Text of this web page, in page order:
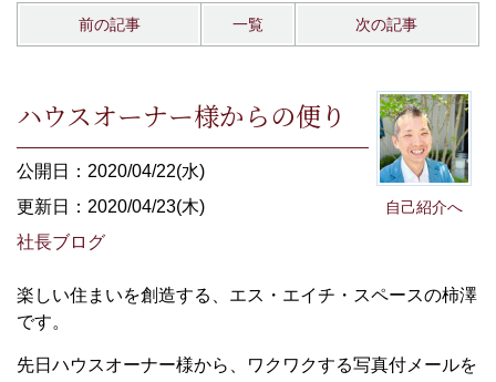
前の記事 一覧 次の記事
自己紹介へ
ハウスオーナー様からの便り
公開日：2020/04/22(水)
更新日：2020/04/23(木)
社長ブログ
楽しい住まいを創造する、エス・エイチ・スペースの柿澤
です。
先日ハウスオーナー様から、ワクワクする写真付メールを